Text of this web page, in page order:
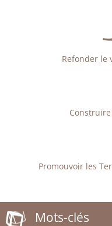
Refonder le
Promouvoir les
Mots-clés